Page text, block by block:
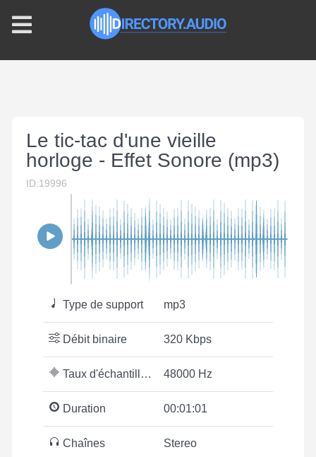
Le tic-tac d'une vieille
horloge - Effet Sonore (mp3)
ID:19996
Type de support mp3
Débit binaire 320 Kbps
Taux d'échantillonnage 48000 Hz
Duration 00:01:01
Chaînes Stereo